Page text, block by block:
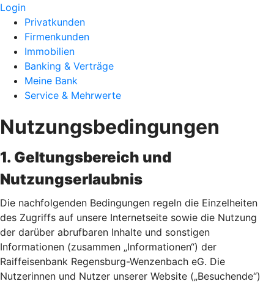
Login
Privatkunden
Firmenkunden
Immobilien
Banking & Verträge
Meine Bank
Service & Mehrwerte
Nutzungsbedingungen
1. Geltungsbereich und
Nutzungserlaubnis
Die nachfolgenden Bedingungen regeln die Einzelheiten
des Zugriffs auf unsere Internetseite sowie die Nutzung
der darüber abrufbaren Inhalte und sonstigen
Informationen (zusammen „Informationen“) der
Raiffeisenbank Regensburg-Wenzenbach eG. Die
Nutzerinnen und Nutzer unserer Website („Besuchende“)